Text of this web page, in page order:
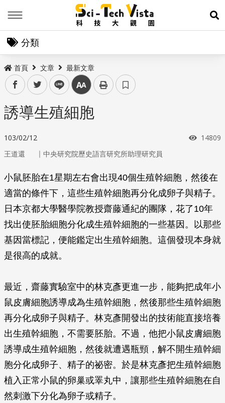
展
分類
首頁 文章 最新文章
facebooktwitter line 中
誘導生殖細胞
103/02/12 瀏覽次
14809
王道還 ｜ 中央研究院歷史語言研究所助理研究員
小鼠胚胎在1星期左右會出現40個生殖幹細胞，然後在
適當的條件下，這些生殖幹細胞再分化成卵子與精子。
日本京都大學醫學院教授齋藤通紀的團隊，花了10年
找出使胚胎細胞分化成生殖幹細胞的一些基因。以那些
基因當標記，便能鑑定出生殖幹細胞。這個發現本身就
是很高的成就。
最近，齋藤實驗室中的林克彥更進一步，能夠把成年小
鼠皮膚細胞誘導成為生殖幹細胞，然後那些生殖幹細胞
再分化成卵子與精子。林克彥開發出的技術能直接培養
出生殖幹細胞，不需要胚胎。不過，他把小鼠皮膚細胞
誘導成生殖幹細胞，然後就遭遇瓶頸，解不開生殖幹細
胞分化成卵子、精子的祕密。於是林克彥把生殖幹細胞
植入正常小鼠的卵巢或睪丸中，讓那些生殖幹細胞在自
然刺激下分化為卵子或精子。